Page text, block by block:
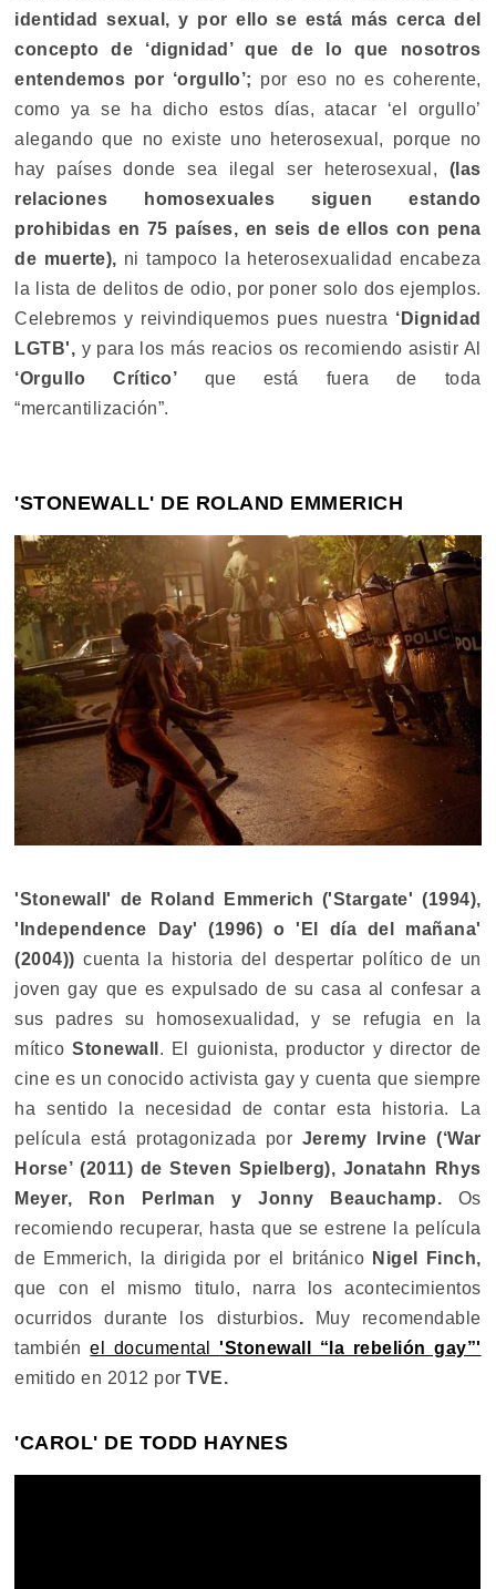
identidad sexual, y por ello se está más cerca del
concepto de ‘dignidad’ que de lo que nosotros
entendemos por ‘orgullo’; por eso no es coherente,
como ya se ha dicho estos días, atacar ‘el orgullo’
alegando que no existe uno heterosexual, porque no
hay países donde sea ilegal ser heterosexual, (las
relaciones homosexuales siguen estando
prohibidas en 75 países, en seis de ellos con pena
de muerte), ni tampoco la heterosexualidad encabeza
la lista de delitos de odio, por poner solo dos ejemplos.
Celebremos y reivindiquemos pues nuestra ‘Dignidad
LGTB', y para los más reacios os recomiendo asistir Al
‘Orgullo Crítico’ que está fuera de toda
“mercantilización”.
'STONEWALL' DE ROLAND EMMERICH
'Stonewall' de Roland Emmerich ('Stargate' (1994),
'Independence Day' (1996) o 'El día del mañana'
(2004)) cuenta la historia del despertar político de un
joven gay que es expulsado de su casa al confesar a
sus padres su homosexualidad, y se refugia en la
míticoStonewall . El guionista, productor y director de
cine es un conocido activista gay y cuenta que siempre
ha sentido la necesidad de contar esta historia. La
película está protagonizada por Jeremy Irvine (‘War
Horse’ (2011) de Steven Spielberg), Jonatahn Rhys
Meyer, Ron Perlman y Jonny Beauchamp. Os
recomiendo recuperar, hasta que se estrene la película
de Emmerich, la dirigida por el británico Nigel Finch,
que con el mismo titulo, narra los acontecimientos
ocurridos durante los disturbios.
Muy recomendable
tambiénel documental'Stonewall “la rebelión gay”'
emitido en 2012 por TVE.
'CAROL' DE TODD HAYNES